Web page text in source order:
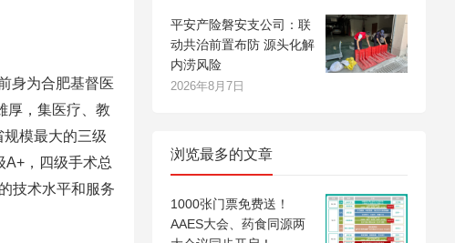
身为合肥基督医
厚，集医疗、教
模最大的三级
A+，四级手术总
技术水平和服务
平安产险磐安支公司：联
动共治前置布防 源头化解
内涝风险
2026年8月7日
浏览最多的文章
1000张门票免费送！
AAES大会、药食同源两